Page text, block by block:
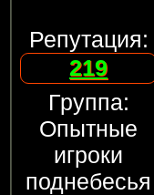
Репутация:
219
Группа:
Опытные
игроки
поднебесья